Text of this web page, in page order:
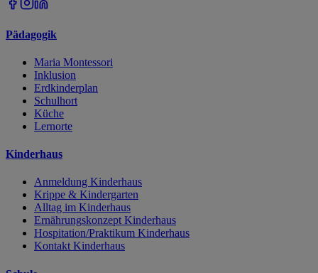
Pädagogik
Maria Montessori
Inklusion
Erdkinderplan
Schulhort
Küche
Lernorte
Kinderhaus
Anmeldung Kinderhaus
Krippe & Kindergarten
Alltag im Kinderhaus
Ernährungskonzept Kinderhaus
Hospitation/Praktikum Kinderhaus
Kontakt Kinderhaus